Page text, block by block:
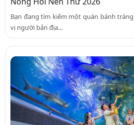
Bạn đang tìm kiếm một quán bánh
vị người bản địa...